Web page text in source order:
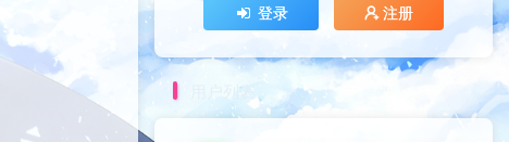
登录 注册
用户列表